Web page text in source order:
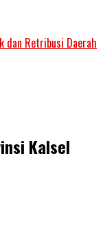
dan Retribusi Daerah
Kalsel